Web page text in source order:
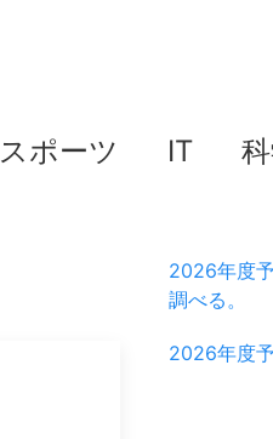
スポーツ IT
2026年度
調べる。
2026年度